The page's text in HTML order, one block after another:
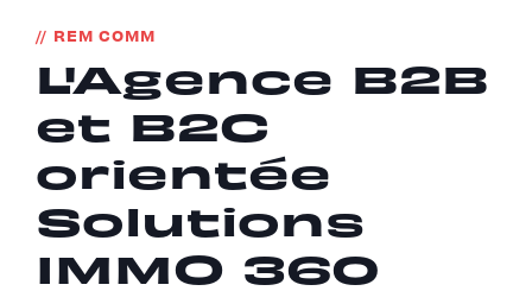
REM COMM
L'Agence B2B
et B2C
orientée
Solutions
IMMO 360